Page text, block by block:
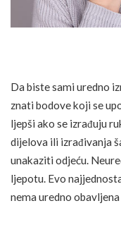
Da biste sami uredno
znati bodove koji se
ljepši ako se izrađuju
dijelova ili izrađivanja
unakaziti odjeću.
ljepotu. Evo
nema uredno